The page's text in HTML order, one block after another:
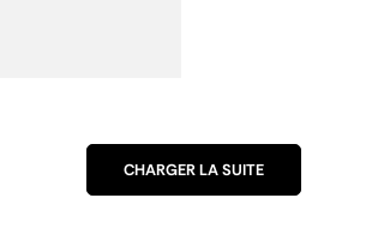
CHARGER LA SUITE